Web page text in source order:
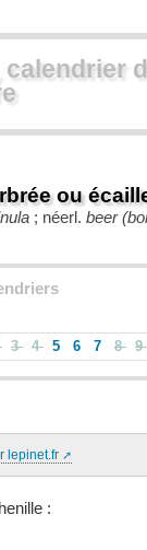
ou
; néerl. beer
3 4 5 6 7 8 9
lepinet.fr
: